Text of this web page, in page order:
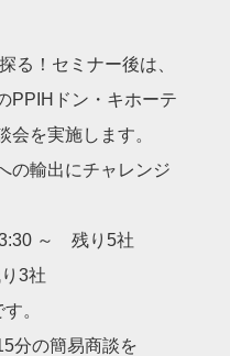
る！セミナー後は、
PPIHドン・キホーテ
を実施します。
の輸出にチャレンジ
～ 残り5社
3社
。
分の簡易商談を